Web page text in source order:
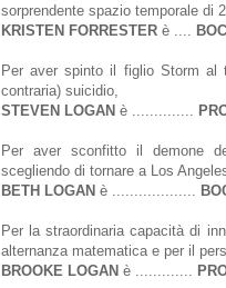
sorprendente spazio temporale di
KRISTEN FORRESTER è ...
Per aver spinto il figlio Storm al
contraria) suicidio,
STEVEN LOGAN è ...
Per aver sconfitto il demone
scegliendo di tornare a Los
BETH LOGAN è ...
Per la straordinaria capacità di
alternanza matematica e per il
BROOKE LOGAN è ............